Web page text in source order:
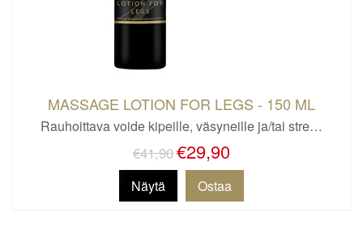
MASSAGE LOTION FOR LEGS - 150 ML
Rauhoittava voide kipeille, väsyneille ja/tai stre…
€41,90€29,90
Näytä